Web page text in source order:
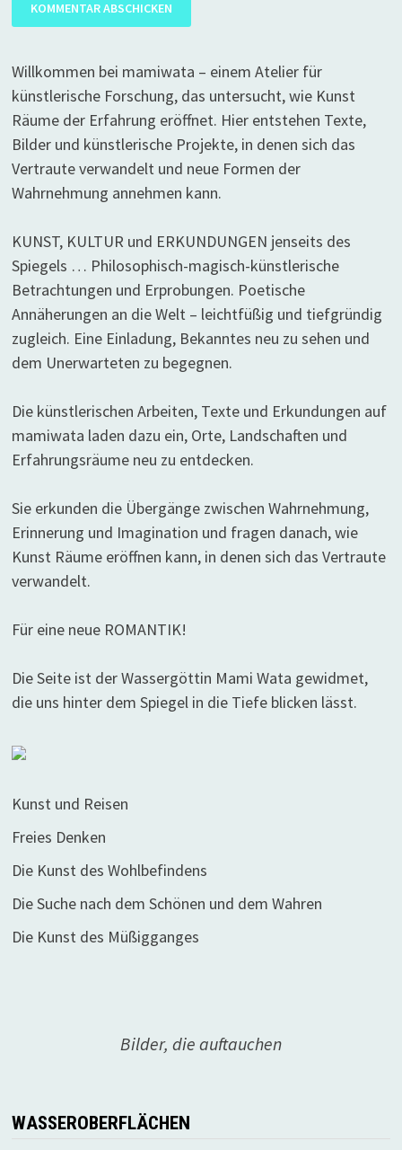
Willkommen bei mamiwata – einem Atelier für
künstlerische Forschung, das untersucht, wie Kunst
Räume der Erfahrung eröffnet. Hier entstehen Texte,
Bilder und künstlerische Projekte, in denen sich das
Vertraute verwandelt und neue Formen der
Wahrnehmung annehmen kann.
KUNST, KULTUR und ERKUNDUNGEN jenseits des
Spiegels … Philosophisch-magisch-künstlerische
Betrachtungen und Erprobungen. Poetische
Annäherungen an die Welt – leichtfüßig und tiefgründig
zugleich. Eine Einladung, Bekanntes neu zu sehen und
dem Unerwarteten zu begegnen.
Die künstlerischen Arbeiten, Texte und Erkundungen auf
mamiwata laden dazu ein, Orte, Landschaften und
Erfahrungsräume neu zu entdecken.
Sie erkunden die Übergänge zwischen Wahrnehmung,
Erinnerung und Imagination und fragen danach, wie
Kunst Räume eröffnen kann, in denen sich das Vertraute
verwandelt.
Für eine neue ROMANTIK!
Die Seite ist der Wassergöttin Mami Wata gewidmet,
die uns hinter dem Spiegel in die Tiefe blicken lässt.
Kunst und Reisen
Freies Denken
Die Kunst des Wohlbefindens
Die Suche nach dem Schönen und dem Wahren
Die Kunst des Müßigganges
Bilder, die auftauchen
WASSEROBERFLÄCHEN